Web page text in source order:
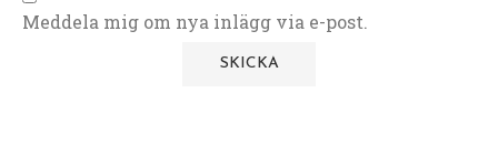
Meddela mig om nya inlägg via e-post.